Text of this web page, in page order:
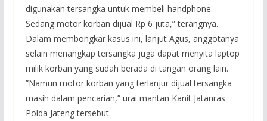
digunakan tersangka untuk membeli handphone.
Sedang motor korban dijual Rp 6 juta,” terangnya.
Dalam membongkar kasus ini, lanjut Agus, anggotanya
selain menangkap tersangka juga dapat menyita laptop
milik korban yang sudah berada di tangan orang lain.
”Namun motor korban yang terlanjur dijual tersangka
masih dalam pencarian,” urai mantan Kanit Jatanras
Polda Jateng tersebut.